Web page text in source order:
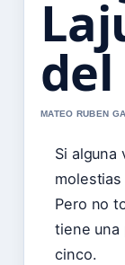
MATEO RUBEN
Si
Pero no
tiene una
cinco.